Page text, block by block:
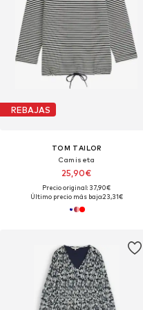
REBAJAS
TOM TAILOR
Camiseta
25,90€
Precio original: 37,90€
Último precio más bajo:23,31€